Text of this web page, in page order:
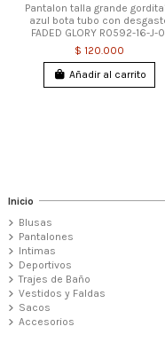
Pantalon talla grande
azul bota tubo con
FADED GLORY R0592-16-J-
$ 120.000
Añadir al carrito
Inicio
Blusas
Pantalones
Intimas
Deportivos
Trajes de Baño
Vestidos y Faldas
Sacos
Accesorios